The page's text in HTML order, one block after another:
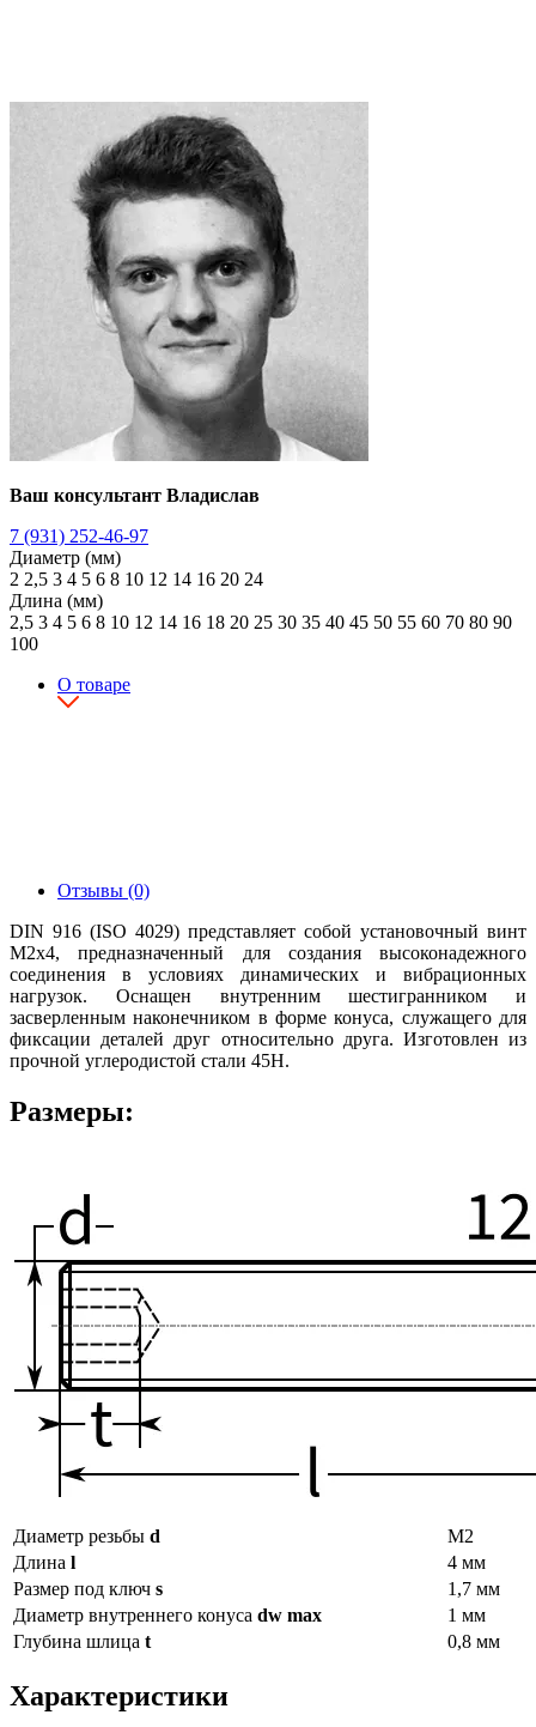
Ваш консультант Владислав
7 (931) 252-46-97
Диаметр (мм)
2 2,5 3 4 5 6 8 10 12 14 16 20 24
Длина (мм)
2,5 3 4 5 6 8 10 12 14 16 18 20 25 30 35 40 45 50 55 60 70 80 90
100
О товаре
Отзывы (0)
DIN 916 (ISO 4029) представляет собой установочный винт
М2х4, предназначенный для создания высоконадежного
соединения в условиях динамических и вибрационных
нагрузок. Оснащен внутренним шестигранником и
засверленным наконечником в форме конуса, служащего для
фиксации деталей друг относительно друга. Изготовлен из
прочной углеродистой стали 45Н.
Размеры:
Диаметр резьбы d
М2
Длина l
4 мм
Размер под ключ s
1,7 мм
Диаметр внутреннего конуса dw max
1 мм
Глубина шлица t 0,8 мм
Характеристики